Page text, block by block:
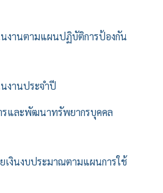
นงานตามแผนปฏิบัติการป้องกัน
งานประจำปี
รและพัฒนาทรัพยากรบุคคล
เงินงบประมาณตามแผนการใช้